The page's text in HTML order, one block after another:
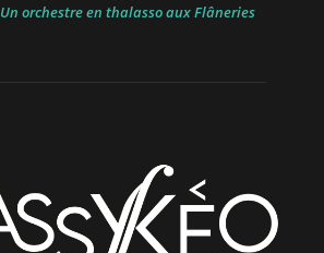
Un orchestre en thalasso aux Flâneries